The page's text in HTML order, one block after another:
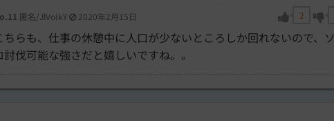
匿名/JlVoIkY 2020年2月15日 2
ちらも、仕事の休憩中に人口が少ないところしか回れないので、ソ
討伐可能な強さだと嬉しいですね。。